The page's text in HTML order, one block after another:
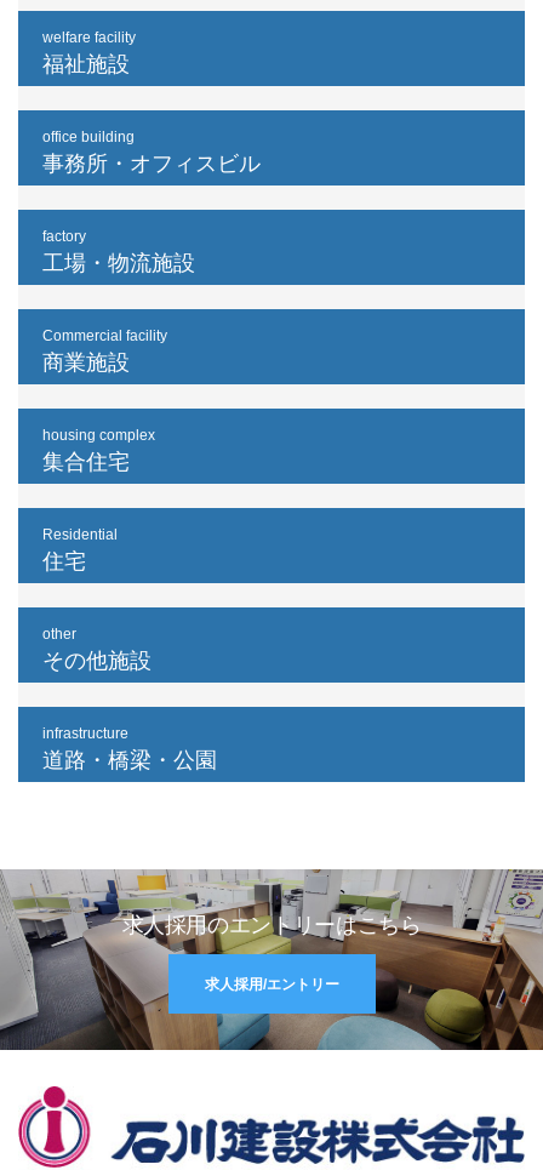
welfare facility
福祉施設
office building
事務所・オフィスビル
factory
工場・物流施設
Commercial facility
商業施設
housing complex
集合住宅
Residential
住宅
other
その他施設
infrastructure
道路・橋梁・公園
求人採用のエントリーはこちら
求人採用/エントリー